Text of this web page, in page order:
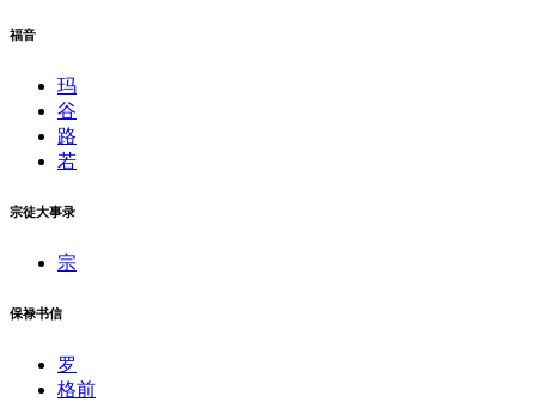
福音
玛
谷
路
若
宗徒大事录
宗
保禄书信
罗
格前